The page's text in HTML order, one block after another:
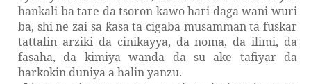
hankali ba tare da tsoron kawo hari daga wani wuri
ba, shi ne zai sa ƙasa ta cigaba musamman ta fuskar
tattalin arziki da cinikayya, da noma, da ilimi, da
fasaha, da kimiya wanda da su ake tafiyar da
harkokin duniya a halin yanzu.